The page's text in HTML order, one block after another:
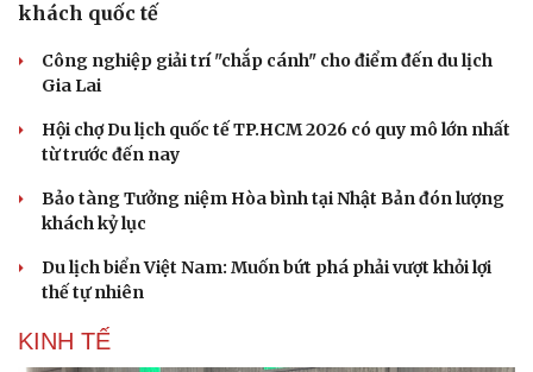
khách quốc tế
Công nghiệp giải trí "chắp cánh" cho điểm đến du lịch
Gia Lai
Hội chợ Du lịch quốc tế TP.HCM 2026 có quy mô lớn nhất
từ trước đến nay
Bảo tàng Tưởng niệm Hòa bình tại Nhật Bản đón lượng
khách kỷ lục
Du lịch biển Việt Nam: Muốn bứt phá phải vượt khỏi lợi
thế tự nhiên
KINH TẾ